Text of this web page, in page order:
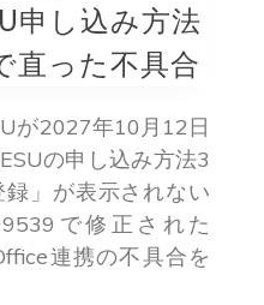
申し込み方法
った不具合
が2027年10月12日
の申し込み方法3
」が表示されない
で修正された
連携の不具合を